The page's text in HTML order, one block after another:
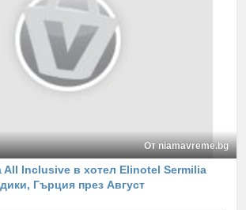
От niamavreme.bg
All Inclusive в хотел Elinotel Sermilia
Гърция през Август